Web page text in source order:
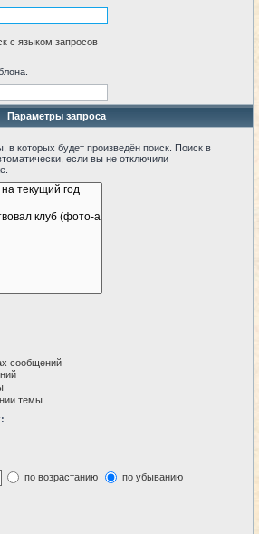
с языком запросов
Параметры запроса
которых будет произведён поиск. Поиск в
если вы не отключили
сообщений
темы
по возрастанию
по убыванию